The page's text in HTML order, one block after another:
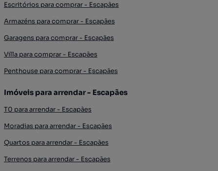
Escritórios para comprar - Escapães
Armazéns para comprar - Escapães
Garagens para comprar - Escapães
Villa para comprar - Escapães
Penthouse para comprar - Escapães
Imóveis para arrendar - Escapães
T0 para arrendar - Escapães
Moradias para arrendar - Escapães
Quartos para arrendar - Escapães
Terrenos para arrendar - Escapães